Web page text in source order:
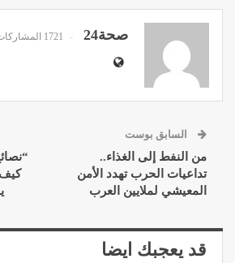
صحة24 1721 المشاركات
السابق بوست
من النفط إلى الغذاء..
تداعيات الحرب تهدد الأمن
المعيشي لملايين العرب
قد يعجبك ايضا